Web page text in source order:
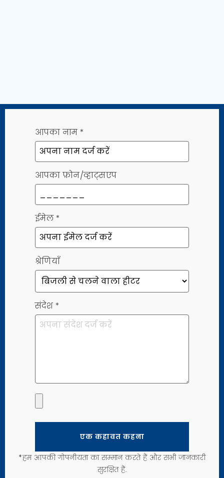
आपका नाम*
आपका फ़ोन/व्हाट्सएप
ईमेल*
श्रेणियाँ
संदेश*
एक कहावत कहना
*हम आपकी गोपनीयता का सम्मान करते हैं और सभी जानकारी
सुरक्षित हैं.